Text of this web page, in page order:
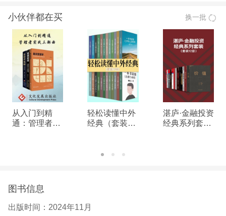
小伙伴都在买 换一批
从入门到精
通：管理者实
轻松读懂中外
经典（套装24
湛庐·金融投资
经典系列套装
图书信息
出版时间： 2024年11月